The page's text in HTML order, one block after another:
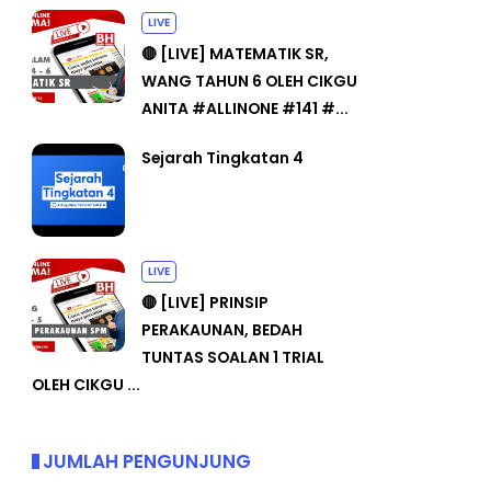
LIVE
🔴 [LIVE] MATEMATIK SR,
WANG TAHUN 6 OLEH CIKGU
ANITA #ALLINONE #141 #...
Sejarah Tingkatan 4
LIVE
🔴 [LIVE] PRINSIP
PERAKAUNAN, BEDAH
TUNTAS SOALAN 1 TRIAL
OLEH CIKGU ...
JUMLAH PENGUNJUNG